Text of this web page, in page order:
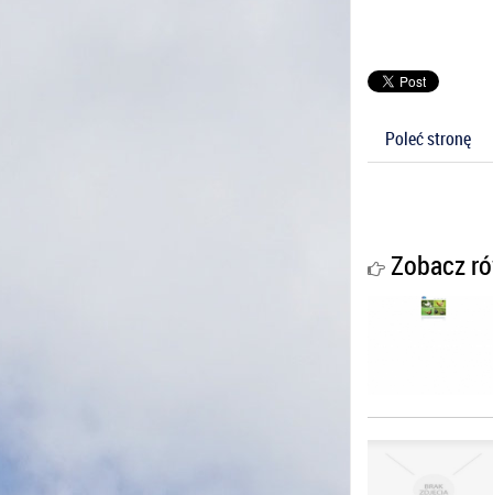
Poleć stronę
Zobacz